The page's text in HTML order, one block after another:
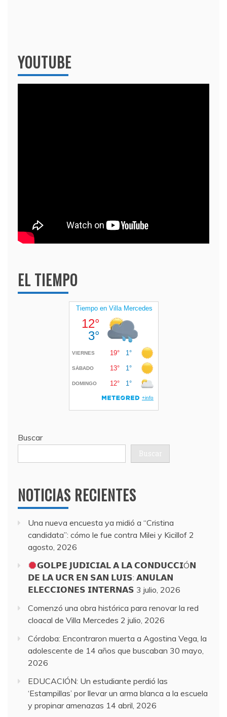
YOUTUBE
EL TIEMPO
Buscar
Buscar
NOTICIAS RECIENTES
Una nueva encuesta ya midió a “Cristina
candidata”: cómo le fue contra Milei y Kicillof 2
agosto, 2026
𝗚𝗢𝗟𝗣𝗘 𝗝𝗨𝗗𝗜𝗖𝗜𝗔𝗟 𝗔 𝗟𝗔 𝗖𝗢𝗡𝗗𝗨𝗖𝗖𝗜Ó𝗡
𝗗𝗘 𝗟𝗔 𝗨𝗖𝗥 𝗘𝗡 𝗦𝗔𝗡 𝗟𝗨𝗜𝗦: 𝗔𝗡𝗨𝗟𝗔𝗡
𝗘𝗟𝗘𝗖𝗖𝗜𝗢𝗡𝗘𝗦 𝗜𝗡𝗧𝗘𝗥𝗡𝗔𝗦 3 julio, 2026
Comenzó una obra histórica para renovar la red
cloacal de Villa Mercedes 2 julio, 2026
Córdoba: Encontraron muerta a Agostina Vega, la
adolescente de 14 años que buscaban 30 mayo,
2026
EDUCACIÓN: Un estudiante perdió las
‘Estampillas’ por llevar un arma blanca a la escuela
y propinar amenazas 14 abril, 2026